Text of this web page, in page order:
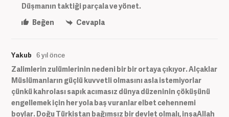
Düşmanın taktiği parçala ve yönet.
Beğen
Cevapla
Yakub 6 yıl önce
Zalimlerin zulümlerinin nedeni bir bir ortaya çıkıyor. Alçaklar
Müslümanların güçlü kuvvetli olmasını asla istemiyorlar
çünkü kahrolası sapık acımasız dünya düzeninin çöküşünü
engellemek için her yola baş vuranlar elbet cehennemi
boylar. Doğu Türkistan bağımsız bir devlet olmalı, inşaAllah